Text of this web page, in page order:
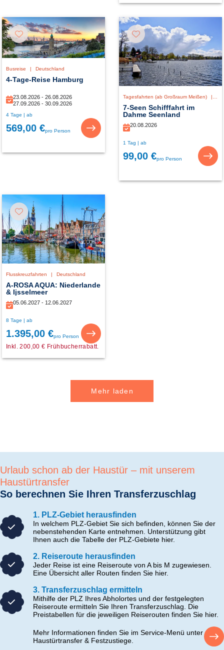
Busreise | Deutschland
4-Tage-Reise Hamburg
23.08.2026 - 26.08.2026
27.09.2026 - 30.09.2026
4 Tage | ab
569,00 €pro Person
Tagesfahrten (ab Großraum Meißen) |
7-Seen Schifffahrt im
Dahme Seenland
20.08.2026
1 Tag | ab
99,00 €pro Person
Flusskreuzfahrten | Deutschland
A-ROSA AQUA: Niederlande
& Ijsselmeer
05.06.2027 - 12.06.2027
8 Tage | ab
1.395,00 €pro Person
Inkl. 200,00 € Frühbucherrabatt.
Mehr laden
Urlaub schon ab der Haustür – mit unserem
Haustürtransfer
So berechnen Sie Ihren Transferzuschlag
1. PLZ-Gebiet herausfinden
In welchem PLZ-Gebiet Sie sich befinden, können Sie der
nebenstehenden Karte entnehmen. Unterstützung gibt
Ihnen auch die Tabelle der PLZ-Gebiete hier.
2. Reiseroute herausfinden
Jeder Reise ist eine Reiseroute von A bis M zugewiesen.
Eine Übersicht aller Routen finden Sie hier.
3. Transferzuschlag ermitteln
Mithilfe der PLZ Ihres Abholortes und der festgelegten
Reiseroute ermitteln Sie Ihren Transferzuschlag. Die
Preistabellen für die jeweiligen Reiserouten finden Sie hier.
Mehr Informationen finden Sie im Service-Menü unter
Haustürtransfer & Festzustiege.